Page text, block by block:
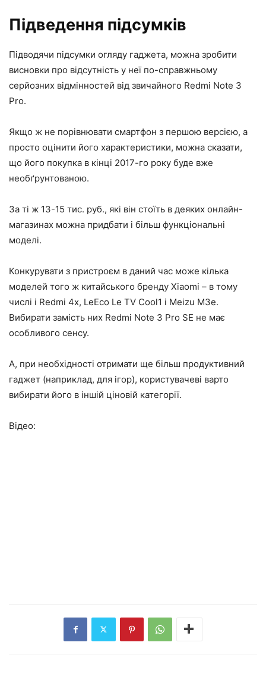
Підведення підсумків
Підводячи підсумки огляду гаджета, можна зробити
висновки про відсутність у неї по-справжньому
серйозних відмінностей від звичайного Redmi Note 3
Pro.
Якщо ж не порівнювати смартфон з першою версією, а
просто оцінити його характеристики, можна сказати,
що його покупка в кінці 2017-го року буде вже
необґрунтованою.
За ті ж 13-15 тис. руб., які він стоїть в деяких онлайн-
магазинах можна придбати і більш функціональні
моделі.
Конкурувати з пристроєм в даний час може кілька
моделей того ж китайського бренду Xiaomi – в тому
числі і Redmi 4x, LeEco Le TV Cool1 і Meizu M3e.
Вибирати замість них Redmi Note 3 Pro SE не має
особливого сенсу.
А, при необхідності отримати ще більш продуктивний
гаджет (наприклад, для ігор), користувачеві варто
вибирати його в іншій ціновій категорії.
Відео: